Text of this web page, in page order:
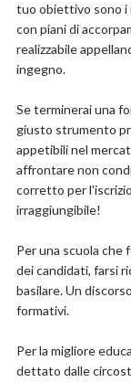
tuo obiettivo sono i
con piani di
realizzabile
ingegno.
Se terminerai una
giusto strumento
appetibili nel
affrontare non
corretto per
irraggiungibile!
Per una scuola che
dei candidati, farsi
basilare. Un
formativi.
Per la migliore
dettato dalle